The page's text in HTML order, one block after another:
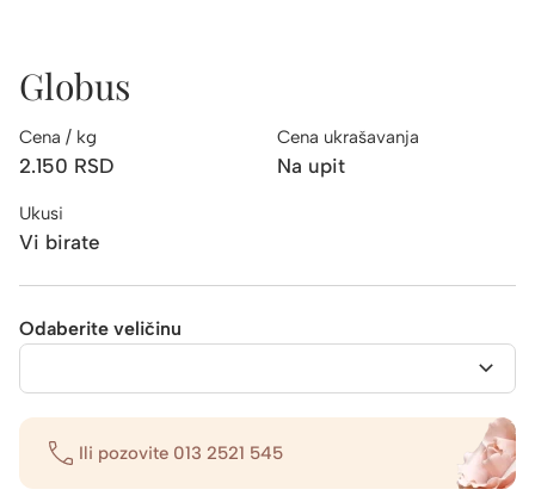
Globus
Cena / kg
2.150 RSD
Cena ukrašavanja
Na upit
Ukusi
Vi birate
Odaberite veličinu
Ili pozovite 013 2521 545